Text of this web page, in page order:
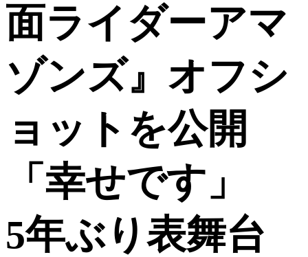
面ライダーアマ
ゾンズ』オフシ
ョットを公開
「幸せです」
5年ぶり表舞台